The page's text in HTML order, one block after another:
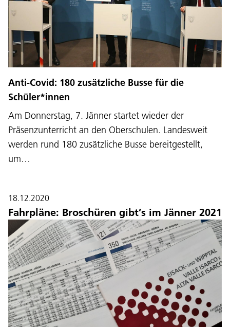
Anti-Covid: 180 zusätzliche Busse für die
Schüler*innen
Am Donnerstag, 7. Jänner startet wieder der
Präsenzunterricht an den Oberschulen. Landesweit
werden rund 180 zusätzliche Busse bereitgestellt,
um…
18.12.2020
Fahrpläne: Broschüren gibt’s im Jänner 2021